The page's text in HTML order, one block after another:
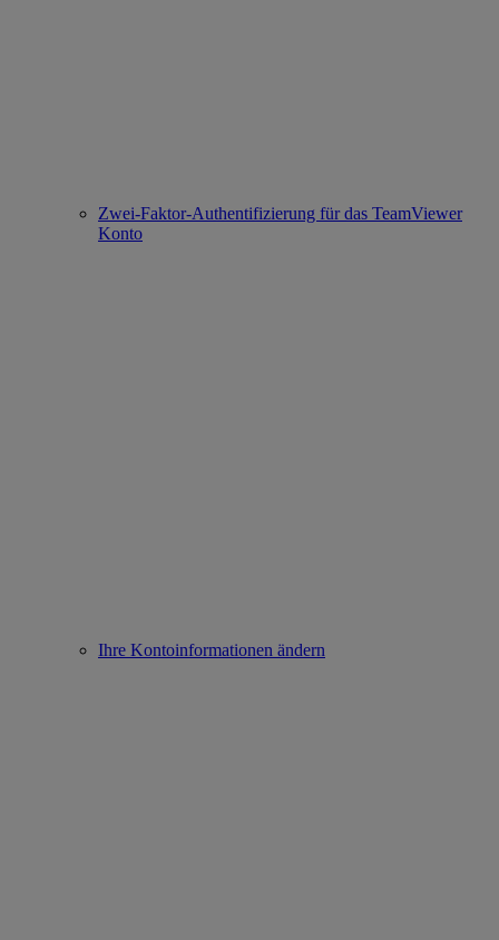
Zwei-Faktor-Authentifizierung für das TeamViewer
Konto
Ihre Kontoinformationen ändern